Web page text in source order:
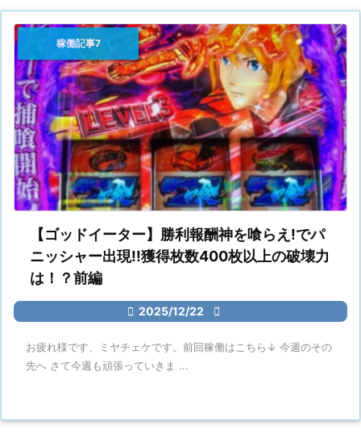
【ゴッドイーター】勝利報酬神を喰らえ!でパ
ニッシャー出現!!獲得枚数400枚以上の破壊力
は！？前編
 2025/12/22 
稼働記事7
お疲れ様です、ミヤチェケです。前回稼働はこちら↓ 今週のその
先へ さて今週も頑張っていきま ...